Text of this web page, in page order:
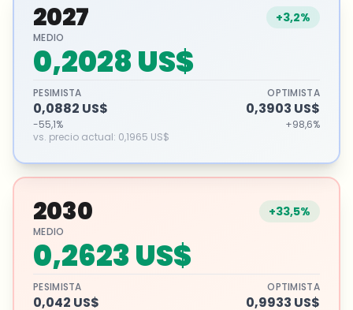
2027 +3,2%
MEDIO
0,2028 US$
PESIMISTA
0,0882 US$
-55,1%
OPTIMISTA
0,3903 US$
+98,6%
vs. precio actual: 0,1965 US$
2030 +33,5%
MEDIO
0,2623 US$
PESIMISTA
0,042 US$
OPTIMISTA
0,9933 US$